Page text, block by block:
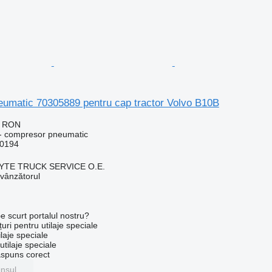
70305889 pentru cap tractor Volvo B10B
compresor pneumatic
TRUCK SERVICE O.E.
scurt portalul nostru?
pentru utilaje speciale
speciale
speciale
corect